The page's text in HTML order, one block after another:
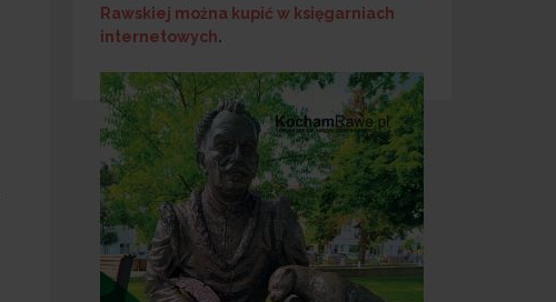
Rawskiej można kupić w księgarniach
internetowych.